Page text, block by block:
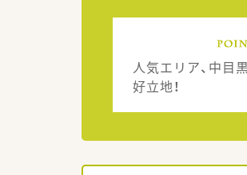
人気エリア、中目
好立地！